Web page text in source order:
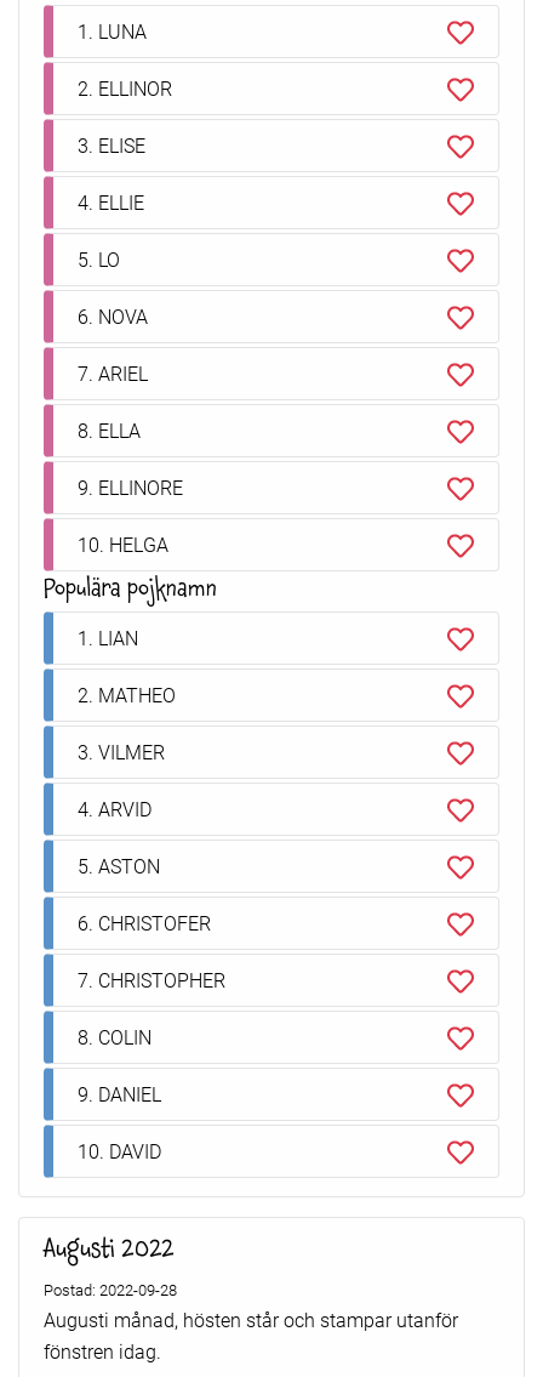
1. LUNA
2. ELLINOR
3. ELISE
4. ELLIE
5. LO
6. NOVA
7. ARIEL
8. ELLA
9. ELLINORE
10. HELGA
Populära pojknamn
1. LIAN
2. MATHEO
3. VILMER
4. ARVID
5. ASTON
6. CHRISTOFER
7. CHRISTOPHER
8. COLIN
9. DANIEL
10. DAVID
Augusti 2022
Postad: 2022-09-28
Augusti månad, hösten står och stampar utanför
fönstren idag.